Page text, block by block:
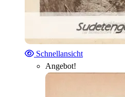
Schnellansicht
Angebot!